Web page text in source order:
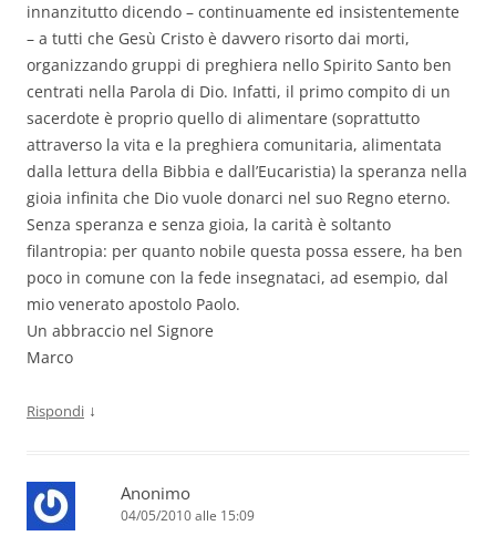
innanzitutto dicendo – continuamente ed insistentemente
– a tutti che Gesù Cristo è davvero risorto dai morti,
organizzando gruppi di preghiera nello Spirito Santo ben
centrati nella Parola di Dio. Infatti, il primo compito di un
sacerdote è proprio quello di alimentare (soprattutto
attraverso la vita e la preghiera comunitaria, alimentata
dalla lettura della Bibbia e dall’Eucaristia) la speranza nella
gioia infinita che Dio vuole donarci nel suo Regno eterno.
Senza speranza e senza gioia, la carità è soltanto
filantropia: per quanto nobile questa possa essere, ha ben
poco in comune con la fede insegnataci, ad esempio, dal
mio venerato apostolo Paolo.
Un abbraccio nel Signore
Marco
Rispondi ↓
Anonimo
04/05/2010 alle 15:09